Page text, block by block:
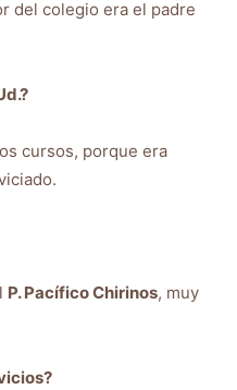
del colegio era el padre
cursos, porque era
P. Pacífico Chirinos, muy